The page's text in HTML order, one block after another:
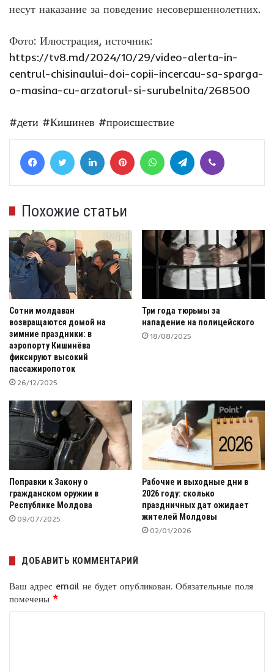
несут наказание за поведение несовершеннолетних.
Фото: Илюстрация, источник:
https://tv8.md/2024/10/29/video-alerta-in-
centrul-chisinaului-doi-copii-incercau-sa-sparga-
o-masina-cu-arzatorul-si-surubelnita/268500
#дети #Кишинев #происшествие
FacebookTwitter LinkedIn Pinterest WhatsAppTelegram
Похожие статьи
Сотни молдаван
возвращаются домой на
зимние праздники: в
аэропорту Кишинёва
фиксируют высокий
пассажиропоток
26/12/2025
Три года тюрьмы за
нападение на полицейского
18/08/2025
Поправки к Закону о
гражданском оружии в
Республике Молдова
09/07/2025
Рабочие и выходные дни в
2026 году: сколько
праздничных дат ожидает
жителей Молдовы
02/01/2026
ДОБАВИТЬ КОММЕНТАРИЙ
Ваш адрес email не будет опубликован. Обязательные поля
помечены *